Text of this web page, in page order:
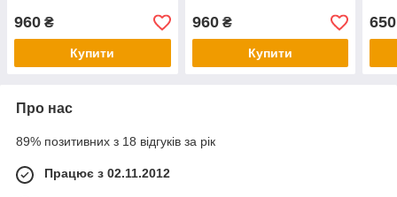
960 ₴
Купити
960₴
Купити
650
Про нас
89% позитивних з 18 відгуків за рік
Працює з 02.11.2012